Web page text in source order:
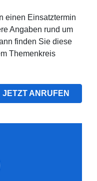
einen Einsatztermin
Angaben rund um
finden Sie diese
Themenkreis
JETZT ANRUFEN